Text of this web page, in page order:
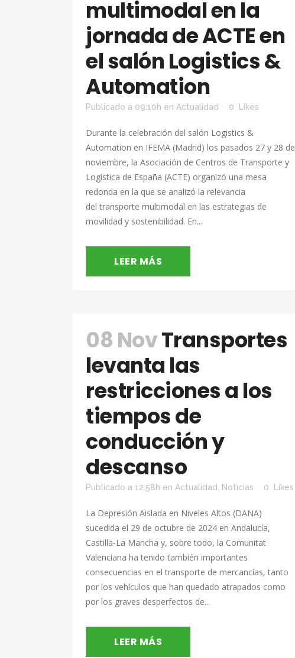
multimodal en la
jornada de ACTE en
el salón Logistics &
Automation
Publicado a 09:10h en Actualidad 0 Likes
Durante la celebración del salón Logistics &
Automation en IFEMA (Madrid) los pasados 27 y 28 de
noviembre, la Asociación de Centros de Transporte y
Logística de España (ACTE) organizó una mesa
redonda en la que se analizó la relevancia
del transporte multimodal en las estrategias de
movilidad y sostenibilidad. En...
LEER MÁS
08 NovTransportes
levanta las
restricciones a los
tiempos de
conducción y
descanso
Publicado a 12:58h en Actualidad Noticias 0 Likes
La Depresión Aislada en Niveles Altos (DANA)
sucedida el 29 de octubre de 2024 en Andalucía,
Castilla-La Mancha y, sobre todo, la Comunitat
Valenciana ha tenido también importantes
consecuencias en el transporte de mercancías, tanto
por los vehículos que han quedado atrapados como
por los graves desperfectos de...
LEER MÁS